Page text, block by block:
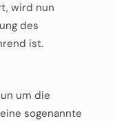
wird nun
des
ist.
um die
sogenannte